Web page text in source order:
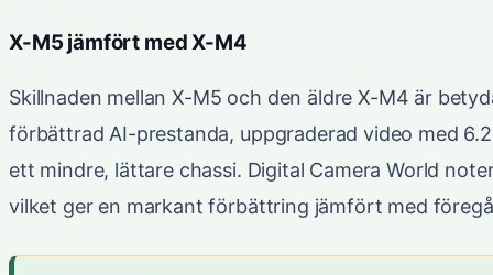
X-M5 jämfört med X-M4
Skillnaden mellan X-M5 och den äldre X-M4 är
förbättrad AI-prestanda, uppgraderad video med
ett mindre, lättare chassi. Digital Camera World
vilket ger en markant förbättring jämfört med